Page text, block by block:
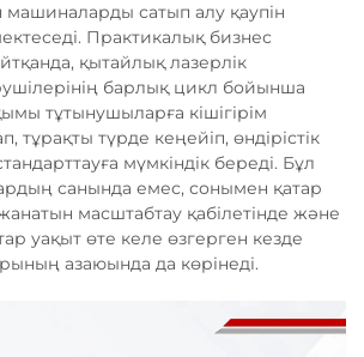
машиналарды сатып алу қаупін
Практикалық бизнес
қытайлық лазерлік
барлық цикл бойынша
тұтынушыларға кішігірім
тұрақты түрде кеңейіп, өндірістік
мүмкіндік береді. Бұл
санында емес, сонымен қатар
масштабтау қабілетінде және
уақыт өте келе өзгерген кезде
азаюында да көрінеді.